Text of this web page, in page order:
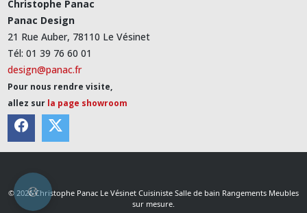
Christophe Panac
Panac Design
21 Rue Auber, 78110 Le Vésinet
Tél: 01 39 76 60 01
design@panac.fr
Pour nous rendre visite,
allez sur la page showroom
© 2026 Christophe Panac Le Vésinet Cuisiniste Salle de bain Rangements Meubles
sur mesure.